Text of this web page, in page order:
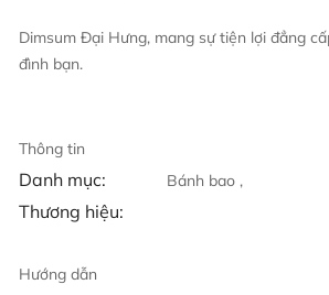
Dimsum Đại Hưng, mang sự tiện lợi đẳng
đình bạn.
Thông tin
Danh mục: Bánh bao ,
Thương hiệu:
Hướng dẫn